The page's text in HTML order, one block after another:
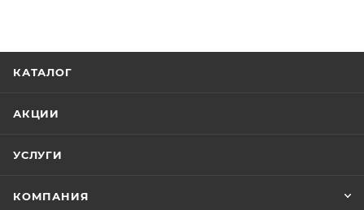
КАТАЛОГ
АКЦИИ
УСЛУГИ
КОМПАНИЯ